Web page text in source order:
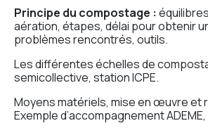
Principe du compostage :
aération, étapes, délai pour obtenir
problèmes rencontrés, outils.
Les différentes échelles de
semicollective, station ICPE.
Moyens matériels, mise en œuvre et
Exemple d’accompagnement